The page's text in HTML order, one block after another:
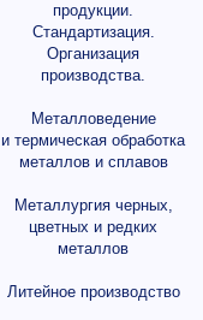
продукции.
Стандартизация.
Организация
производства.
Металловедение
и термическая обработка
металлов и сплавов
Металлургия черных,
цветных и редких
металлов
Литейное производство